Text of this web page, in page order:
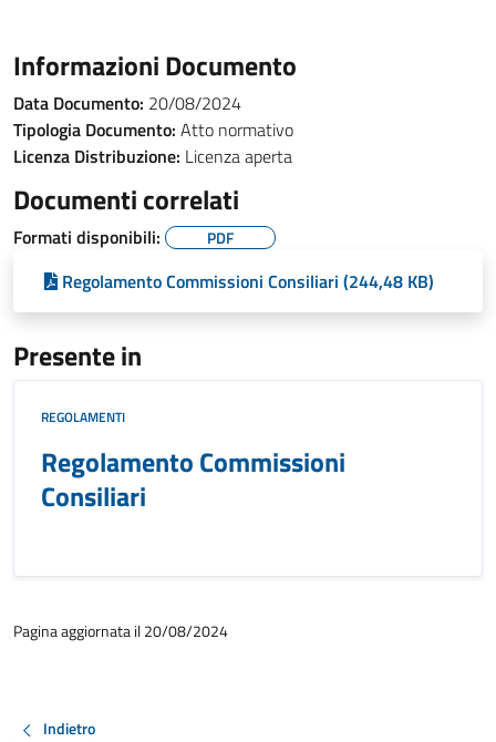
Informazioni Documento
Data Documento: 20/08/2024
Tipologia Documento: Atto normativo
Licenza Distribuzione: Licenza aperta
Documenti correlati
Formati disponibili: PDF
Regolamento Commissioni Consiliari (244,48 KB)
Presente in
REGOLAMENTI
Regolamento Commissioni
Consiliari
Pagina aggiornata il 20/08/2024
Indietro